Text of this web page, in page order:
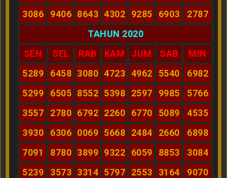
3086
9406 8643 4302 9285 6903
2787
TAHUN 2020
SEN
SEL RAB KAM JUM SAB
MIN
5289
6458 3080 4723 4962 5540
6982
5299
6505 8552 5398 2597 9985
5766
3557
2780 6792 2260 6770 5089
4535
3930
6306 0069 5668 2484 2660
6898
7091
8780 3899 9322 6059 8853
3084
5239
3573 3314 5797 2553 3164
9070